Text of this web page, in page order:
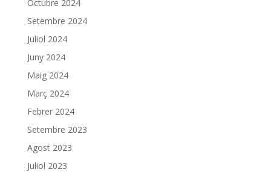
Octubre 2024
Setembre 2024
Juliol 2024
Juny 2024
Maig 2024
Març 2024
Febrer 2024
Setembre 2023
Agost 2023
Juliol 2023